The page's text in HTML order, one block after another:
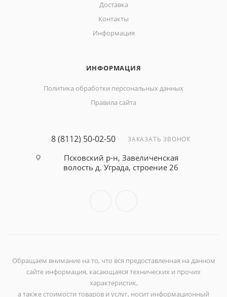
Доставка
Контакты
Информация
ИНФОРМАЦИЯ
Политика обработки персональных данных
Правила сайта
8 (8112) 50-02-50 ЗАКАЗАТЬ ЗВОНОК
Псковский р-н, Завеличенская
волость д. Уграда, строение 26
Обращаем внимание на то, что вся предоставленная на данном
сайте информация, касающаяся технических и прочих
характеристик,
а также стоимости товаров и услуг, носит информационный